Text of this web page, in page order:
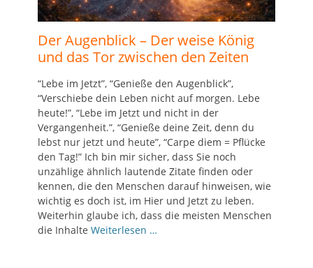
Der Augenblick – Der weise König
und das Tor zwischen den Zeiten
“Lebe im Jetzt”, “Genieße den Augenblick”,
“Verschiebe dein Leben nicht auf morgen. Lebe
heute!”, “Lebe im Jetzt und nicht in der
Vergangenheit.”, “Genieße deine Zeit, denn du
lebst nur jetzt und heute”, “Carpe diem = Pflücke
den Tag!” Ich bin mir sicher, dass Sie noch
unzählige ähnlich lautende Zitate finden oder
kennen, die den Menschen darauf hinweisen, wie
wichtig es doch ist, im Hier und Jetzt zu leben.
Weiterhin glaube ich, dass die meisten Menschen
die Inhalte Weiterlesen …